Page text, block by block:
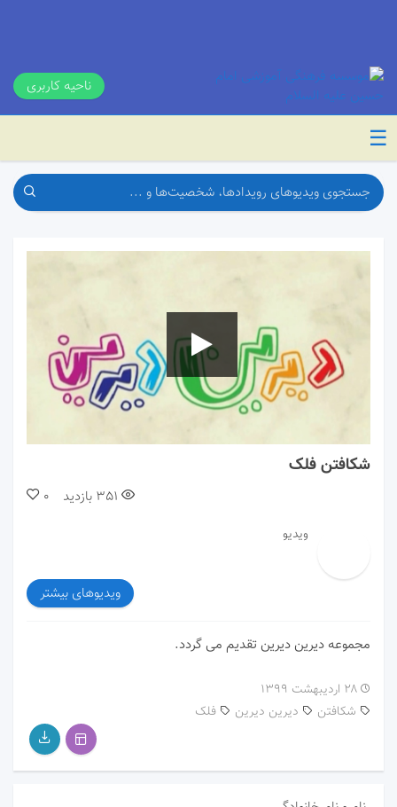
ناحیه کاربری
☰
شکافتن فلک
0 351 بازدید
ویدیو
ویدیوهای بیشتر
مجموعه دیرین دیرین تقدیم می گردد.
۲۸ اردیبهشت ۱۳۹۹
دیرین دیرین
شکافتن فلک